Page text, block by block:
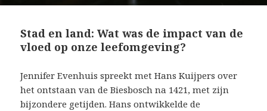
Stad en land: Wat was de impact van de
vloed op onze leefomgeving?
Jennifer Evenhuis spreekt met Hans Kuijpers over
het ontstaan van de Biesbosch na 1421, met zijn
bijzondere getijden. Hans ontwikkelde de